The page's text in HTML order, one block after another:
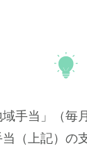
手当」（毎
（上記）の